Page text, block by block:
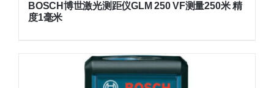
BOSCH博世激光测距仪GLM 250 VF测量250米 精
度1毫米